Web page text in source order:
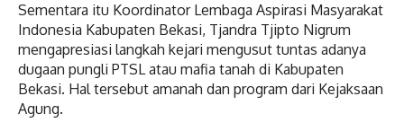
Sementara itu Koordinator Lembaga Aspirasi Masyarakat
Indonesia Kabupaten Bekasi, Tjandra Tjipto Nigrum
mengapresiasi langkah kejari mengusut tuntas adanya
dugaan pungli PTSL atau mafia tanah di Kabupaten
Bekasi. Hal tersebut amanah dan program dari Kejaksaan
Agung.